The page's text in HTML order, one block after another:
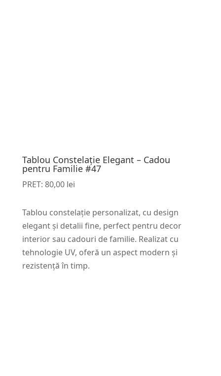
Tablou Constelație Elegant – Cadou
pentru Familie #47
PRET: 80,00 lei
Tablou constelație personalizat, cu design
elegant și detalii fine, perfect pentru decor
interior sau cadouri de familie. Realizat cu
tehnologie UV, oferă un aspect modern și
rezistență în timp.